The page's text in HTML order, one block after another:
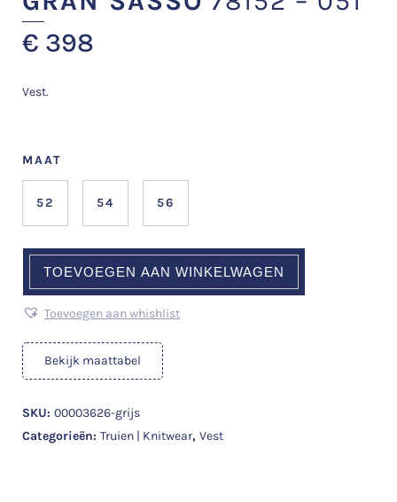
€ 398
Vest.
MAAT
52 54 56
TOEVOEGEN AAN WINKELWAGEN
Toevoegen aan whishlist
Bekijk maattabel
SKU: 00003626-grijs
Categorieën: Truien | Knitwear, Vest